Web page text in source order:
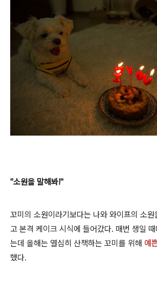
"소원을 말해봐!"
꼬미의 소원이라기보다는 나와 와이프의 소원
고 본격 케이크 시식에 들어갔다. 매번 생일
는데 올해는 열심히 산책하는 꼬미를 위해 예
했다.